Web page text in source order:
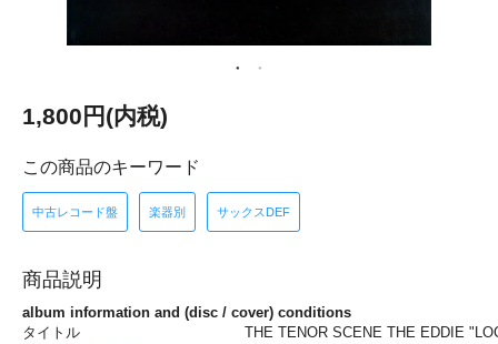
1,800円(内税)
この商品のキーワード
中古レコード盤 楽器別 サックスDEF
商品説明
album information and (disc / cover) conditions
タイトル
THE TENOR SCENE THE EDDIE